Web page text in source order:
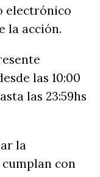
electrónico
la acción.
las 10:00
las 23:59hs
la
con